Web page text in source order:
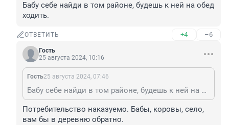
Бабу себе найди в том районе, будешь к ней на обед
ходить.
ОТВЕТИТЬ +4 –6
Гость
25 августа 2024, 10:16
Гость25 августа 2024, 07:46
Бабу себе найди в том районе, будешь к ней на обед ходить.
Потребительство наказуемо. Бабы, коровы, село,
вам бы в деревню обратно.